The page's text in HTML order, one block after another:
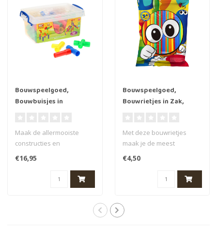
Bouwspeelgoed,
Bouwbuisjes in
Maak de allermooiste
constructies en
bouwbuisjes. Gebruik j..
€16,95
Bouwspeelgoed,
Bouwrietjes in Zak,
Met deze bouwrietjes
maak je de meest
bouwwerken. Met wel 100
€4,50